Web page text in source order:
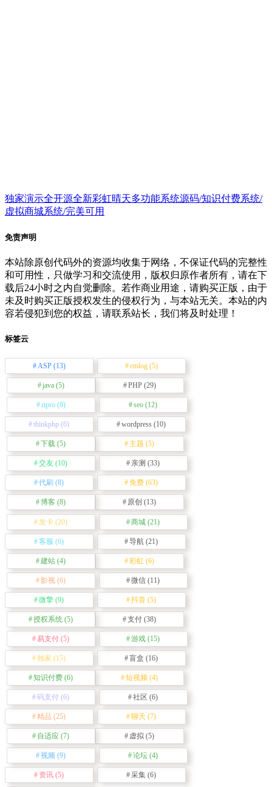
独家演示全开源全新彩虹晴天多功能系统源码/知识付费系统/
虚拟商城系统/完美可用
免责声明
本站除原创代码外的资源均收集于网络，不保证代码的完整性
和可用性，只做学习和交流使用，版权归原作者所有，请在下
载后24小时之内自觉删除。若作商业用途，请购买正版，由于
未及时购买正版授权发生的侵权行为，与本站无关。本站的内
容若侵犯到您的权益，请联系站长，我们将及时处理！
标签云
ASP(13) emlog(5)
java(5) PHP(29)
ripro(8) seo (12)
thinkphp (6) wordpress (10)
下载 (5) 主题 (5)
交友 (10) 亲测 (33)
代刷 (8) 免费 (63)
博客 (8) 原创 (13)
发卡 (20) 商城 (21)
客服 (6) 导航 (21)
建站 (4) 彩虹 (6)
影视 (6) 微信 (11)
微擎 (9) 抖音 (5)
授权系统 (5) 支付 (38)
易支付 (5) 游戏 (15)
独家 (15) 盲盒 (16)
知识付费 (6) 短视频 (4)
码支付 (6) 社区 (6)
精品 (25) 聊天 (7)
自适应 (7) 虚拟 (5)
视频 (9) 论坛 (4)
资讯 (5) 采集 (6)